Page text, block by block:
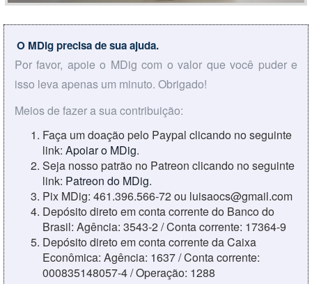
O MDig precisa de sua ajuda.
Por favor, apoie o MDig com o valor que você puder e
isso leva apenas um minuto. Obrigado!
Meios de fazer a sua contribuição:
Faça um doação pelo Paypal clicando no seguinte
link: Apoiar o MDig.
Seja nosso patrão no Patreon clicando no seguinte
link: Patreon do MDig.
Pix MDig: 461.396.566-72 ou luisaocs@gmail.com
Depósito direto em conta corrente do Banco do
Brasil: Agência: 3543-2 / Conta corrente: 17364-9
Depósito direto em conta corrente da Caixa
Econômica: Agência: 1637 / Conta corrente:
000835148057-4 / Operação: 1288